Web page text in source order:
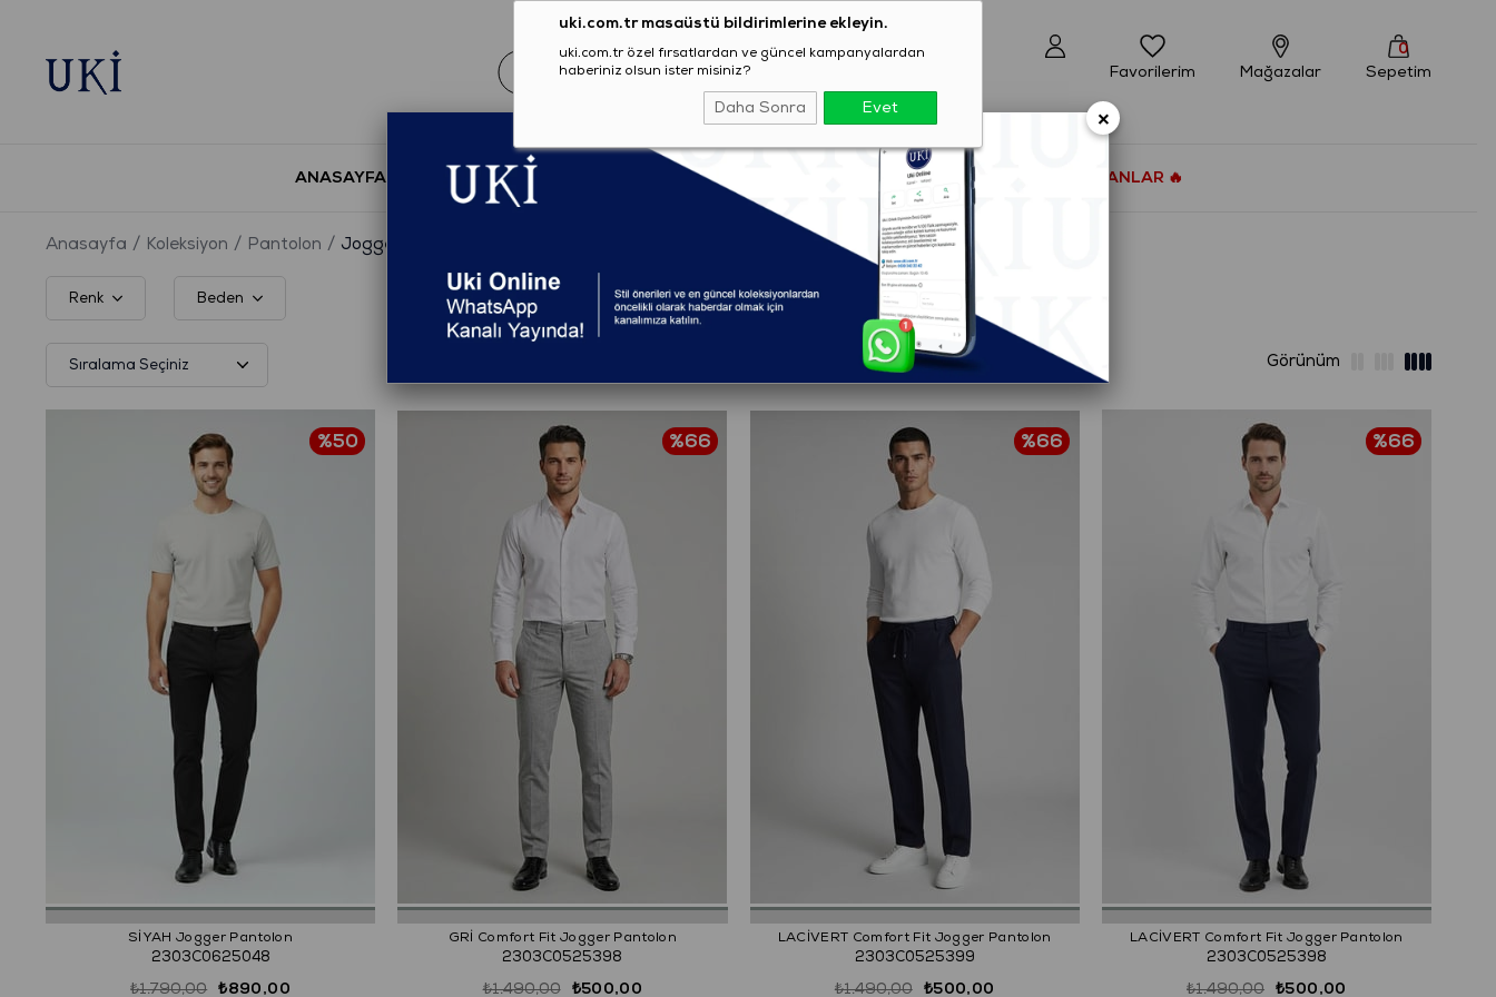
uki.com.tr masaüstü bildirimlerine ekleyin.
uki.com.tr özel fırsatlardan ve güncel kampanyalardan
haberiniz olsun ister misiniz?
Daha Sonra Evet
Sepetim
0
Mağazalar
Favorilerim
ANASAYFA YENİ SEZON AYAKKABI T-SHIRT ÇOK SATANLAR 🔥
Anasayfa Koleksiyon Pantolon Jogger Pantolon
Renk Beden
SİYAH Jogger Pantolon
2303C0625048
₺890,00
₺1.790,00
%50
GRİ Comfort Fit Jogger Pantolon
2303C0525398
₺500,00
₺1.490,00
%66
LACİVERT Comfort Fit Jogger Pantolon
2303C0525399
₺500,00
₺1.490,00
%66
LACİVERT Comfort Fit Jogger Pantolon
2303C0525398
₺500,00
₺1.490,00
%66
×